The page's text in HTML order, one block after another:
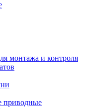
монтажа и контроля
приводные